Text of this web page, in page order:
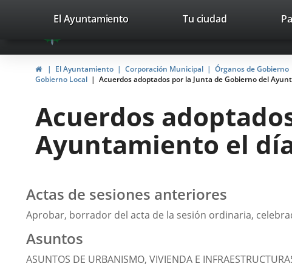
Portal
Web
del
Ayuntamiento
Valladolid
avaTop
valladolid.es
El Ayuntamiento Tu ciudad
HomeEl Ayuntamiento Corporación Municipal Órganos de Gobierno
Gobierno Local
Acuerdos adoptados por la Junta de Gobierno del
Acuerdos
Ayuntamiento el
Actas de sesiones anteriores
Aprobar, borrador del acta de la sesión ordinaria,
Asuntos
ASUNTOS DE URBANISMO, VIVIENDA E